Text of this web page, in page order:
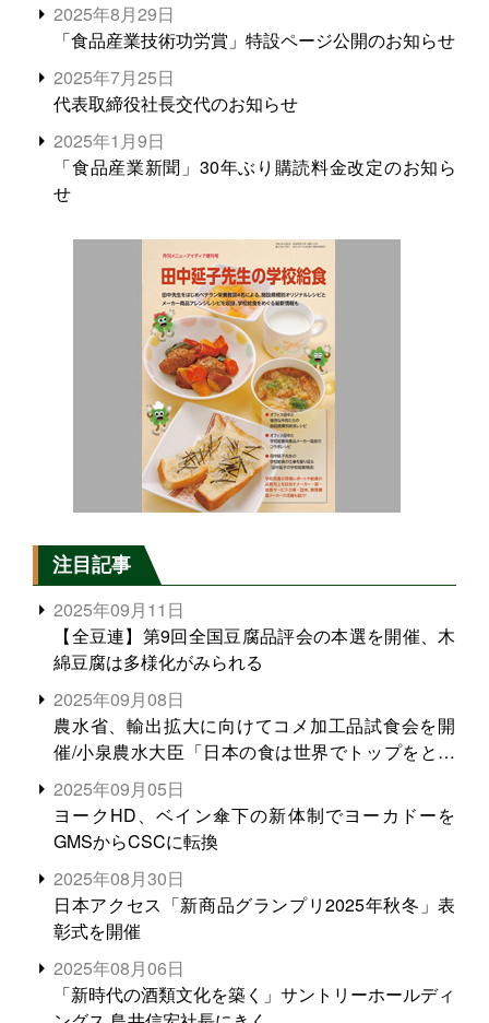
2025年8月29日
「食品産業技術功労賞」特設ページ公開のお知らせ
2025年7月25日
代表取締役社長交代のお知らせ
2025年1月9日
「食品産業新聞」30年ぶり購読料金改定のお知ら
せ
注目記事
2025年09月11日
【全豆連】第9回全国豆腐品評会の本選を開催、木
綿豆腐は多様化がみられる
2025年09月08日
農水省、輸出拡大に向けてコメ加工品試食会を開
催/小泉農水大臣「日本の食は世界でトップをとれ
る。米増産に向けて、米輸出需要の拡大を」
2025年09月05日
ヨークHD、ベイン傘下の新体制でヨーカドーを
GMSからCSCに転換
2025年08月30日
日本アクセス「新商品グランプリ2025年秋冬」表
彰式を開催
2025年08月06日
「新時代の酒類文化を築く」サントリーホールディ